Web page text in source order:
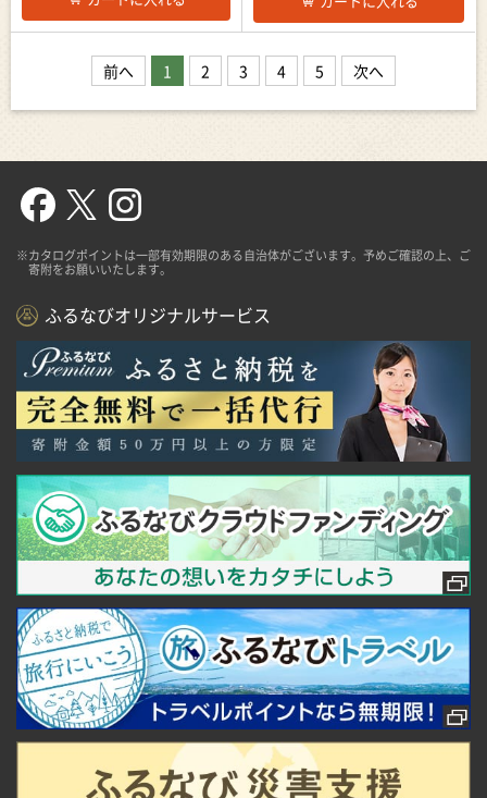
前へ 1 2 3 4 5 次へ
※カタログポイントは一部有効期限のある自治体がございます。予めご確認の上、ご
寄附をお願いいたします。
ふるなびオリジナルサービス